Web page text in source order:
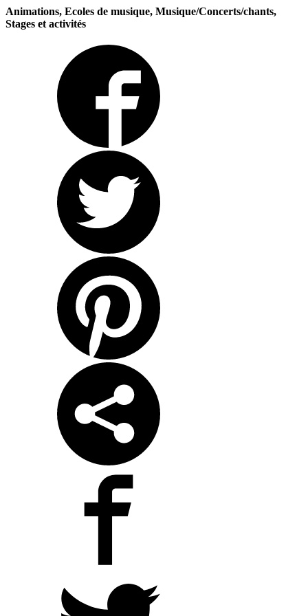
Animations, Ecoles de musique, Musique/Concerts/chants,
Stages et activités